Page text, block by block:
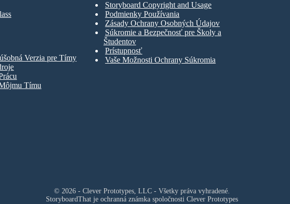
Verzia pre Tímy
Tímu
Storyboard Copyright and Usage
Podmienky Používania
Zásady Ochrany Osobných Údajov
Súkromie a Bezpečnosť pre Školy a
Študentov
Prístupnosť
Vaše Možnosti Ochrany Súkromia
© 2026 - Clever Prototypes, LLC - Všetky práva vyhradené.
StoryboardThat je ochranná známka spoločnosti Clever Prototypes